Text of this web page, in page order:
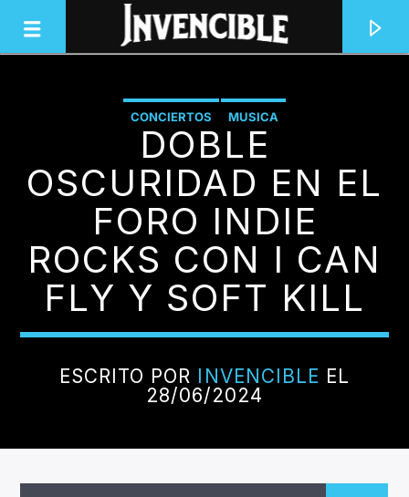
INVENCIBLE RADIO
JUNTOS SOMOS INVENCIBLES
CONCIERTOS MUSICA
DOBLE
OSCURIDAD EN EL
FORO INDIE
ROCKS CON I CAN
FLY Y SOFT KILL
ESCRITO POR INVENCIBLE EL
28/06/2024